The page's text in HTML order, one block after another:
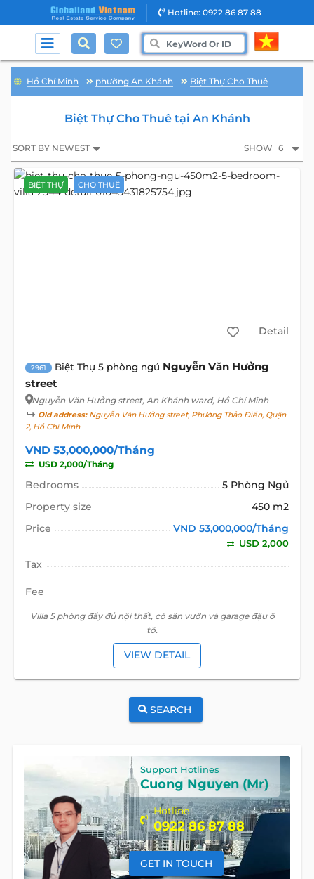
Hotline: 0922 86 87 88
Hồ Chí Minh phường An Khánh Biệt Thự Cho Thuê
Biệt Thự Cho Thuê tại An Khánh
SORT BY NEWEST SHOW 6
BIỆT THỰ CHO THUÊ
Detail
2961 Biệt Thự 5 phòng ngủ Nguyễn Văn Hưởng
street
Nguyễn Văn Hưởng street, An Khánh ward, Hồ Chí Minh
Old address:Nguyễn Văn Hưởng street, Phường Thảo Điền, Quận
2, Hồ Chí Minh
VND 53,000,000/Tháng
USD 2,000/Tháng
Bedrooms
5 Phòng Ngủ
Property size
450 m2
Price
VND 53,000,000/Tháng
USD 2,000
Tax
Fee
Villa 5 phòng đầy đủ nội thất, có sân vườn và garage đậu ô
tô.
VIEW DETAIL
SEARCH
Support Hotlines
Cuong Nguyen (Mr)
Hotline
0922 86 87 88
GET IN TOUCH